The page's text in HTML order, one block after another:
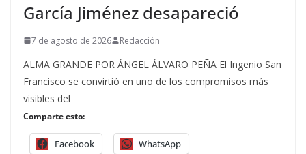
García Jiménez desapareció
7 de agosto de 2026 Redacción
ALMA GRANDE POR ÁNGEL ÁLVARO PEÑA El Ingenio San
Francisco se convirtió en uno de los compromisos más
visibles del
Comparte esto:
Facebook WhatsApp